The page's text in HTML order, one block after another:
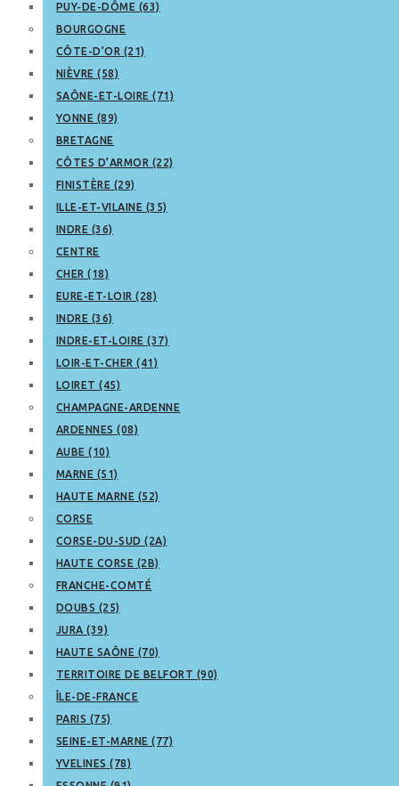
PUY-DE-DÔME (63)
BOURGOGNE
CÔTE-D’OR (21)
NIÈVRE (58)
SAÔNE-ET-LOIRE (71)
YONNE (89)
BRETAGNE
CÔTES D’ARMOR (22)
FINISTÈRE (29)
ILLE-ET-VILAINE (35)
INDRE (36)
CENTRE
CHER (18)
EURE-ET-LOIR (28)
INDRE (36)
INDRE-ET-LOIRE (37)
LOIR-ET-CHER (41)
LOIRET (45)
CHAMPAGNE-ARDENNE
ARDENNES (08)
AUBE (10)
MARNE (51)
HAUTE MARNE (52)
CORSE
CORSE-DU-SUD (2A)
HAUTE CORSE (2B)
FRANCHE-COMTÉ
DOUBS (25)
JURA (39)
HAUTE SAÔNE (70)
TERRITOIRE DE BELFORT (90)
ÎLE-DE-FRANCE
PARIS (75)
SEINE-ET-MARNE (77)
YVELINES (78)